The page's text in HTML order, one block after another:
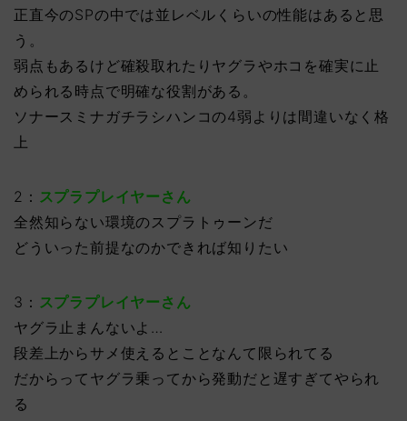
正直今のSPの中では並レベルくらいの性能はあると思
う。
弱点もあるけど確殺取れたりヤグラやホコを確実に止
められる時点で明確な役割がある。
ソナースミナガチラシハンコの4弱よりは間違いなく格
上
2： スプラプレイヤーさん
全然知らない環境のスプラトゥーンだ
どういった前提なのかできれば知りたい
3： スプラプレイヤーさん
ヤグラ止まんないよ…
段差上からサメ使えるとことなんて限られてる
だからってヤグラ乗ってから発動だと遅すぎてやられ
る